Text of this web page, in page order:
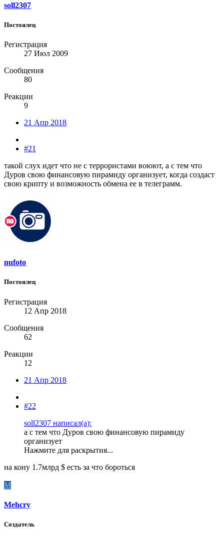
soll2307
Постоялец
Регистрация
27 Июл 2009
Сообщения
80
Реакции
9
21 Апр 2018
#21
такой слух идет что не с террористами воюют, а с тем что
Дуров свою финансовую пирамиду организует, когда создаст
свою крипту и возможность обмена ее в телеграмм.
nufoto
Постоялец
Регистрация
12 Апр 2018
Сообщения
62
Реакции
12
21 Апр 2018
#22
soll2307 написал(а):
а с тем что Дуров свою финансовую пирамиду
организует
Нажмите для раскрытия...
на кону 1.7млрд $ есть за что бороться
M
Mehcry
Создатель